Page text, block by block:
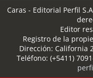
Caras - Editorial Perfil
Editor
Registro de la
Dirección: California
Teléfono: (+5411)